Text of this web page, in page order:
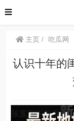
主页 吃瓜网
认识十年的